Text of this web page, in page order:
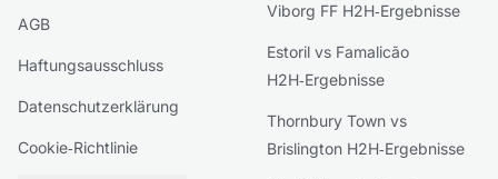
AGB
Haftungsausschluss
Datenschutzerklärung
Cookie‑Richtlinie
Viborg FF H2H‑Ergebnisse
Estoril vs Famalicão
H2H‑Ergebnisse
Thornbury Town vs
Brislington H2H‑Ergebnisse